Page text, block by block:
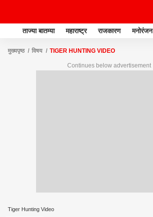
ताज्या बातम्या महाराष्ट्र राजकारण मनोरंजन
मुख्यपृष्ठ विषय TIGER HUNTING VIDEO
Continues below advertisement
Tiger Hunting Video